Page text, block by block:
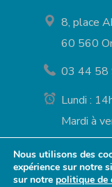
8, place
60 560
03 44 58
Lundi :
Mardi à
- 17h30
Samedi :
Nous utilisons des
expérience sur notre
sur notre politique de